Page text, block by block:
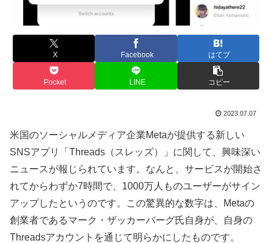
X Facebook はてブ
Pocket LINE コピー
2023.07.07
米国のソーシャルメディア企業Metaが提供する新しい
SNSアプリ「Threads（スレッズ）」に関して、興味深い
ニュースが報じられています。なんと、サービスが開始さ
れてからわずか7時間で、1000万人ものユーザーがサイン
アップしたというのです。この驚異的な数字は、Metaの
創業者であるマーク・ザッカーバーグ氏自身が、自身の
Threadsアカウントを通じて明らかにしたものです。